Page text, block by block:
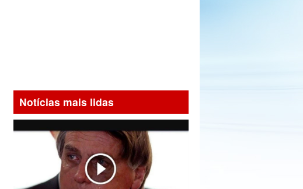
Notícias mais lidas